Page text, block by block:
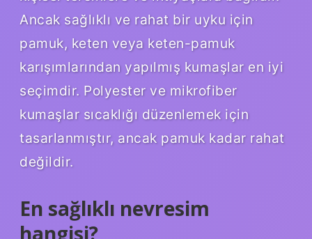
Ancak sağlıklı ve rahat bir uyku için
pamuk, keten veya keten-pamuk
karışımlarından yapılmış kumaşlar en iyi
seçimdir. Polyester ve mikrofiber
kumaşlar sıcaklığı düzenlemek için
tasarlanmıştır, ancak pamuk kadar rahat
değildir.
En sağlıklı nevresim
hangisi?